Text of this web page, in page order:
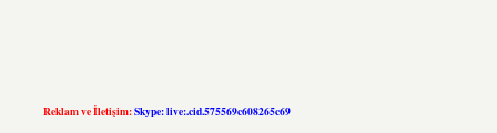
Reklam ve İletişim:Skype: live:.cid.575569c608265c69